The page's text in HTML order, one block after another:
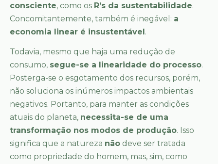
consciente, como os R’s da sustentabilidade.
Concomitantemente, também é inegável: a
economia linear é insustentável.
Todavia, mesmo que haja uma redução de
consumo, segue-se a linearidade do processo.
Posterga-se o esgotamento dos recursos, porém,
não soluciona os inúmeros impactos ambientais
negativos. Portanto, para manter as condições
atuais do planeta, necessita-se de uma
transformação nos modos de produção. Isso
significa que a natureza não deve ser tratada
como propriedade do homem, mas, sim, como